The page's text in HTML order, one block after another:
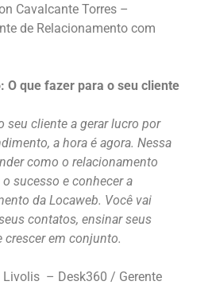
Cavalcante Torres –
de Relacionamento com
O que fazer para o seu cliente
seu cliente a gerar lucro por
a hora é agora. Nessa
como o relacionamento
sucesso e conhecer a
da Locaweb. Você vai
contatos, ensinar seus
crescer em conjunto.
Livolis – Desk360 / Gerente